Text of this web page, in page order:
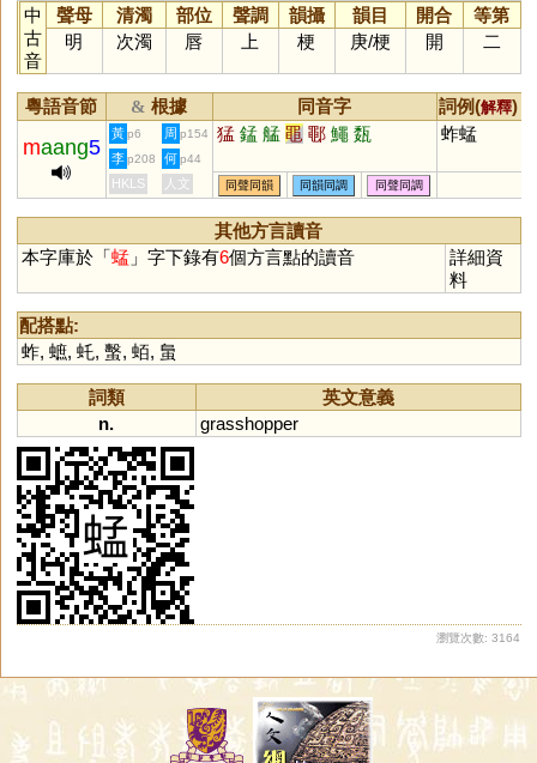
中
古
音
聲母 清濁 部位 聲調 韻攝 韻目 開合
等第
明
次濁 唇 上 梗 庚/梗 開 二
粵語音節 & 根據 同音字 詞例(解釋) /
maang5
黃 p6 周 p154 猛 錳 艋 黽 鄳 鱦 瓾 蚱蜢
李 p208 何 p44
HKLS 人文 同聲同韻 同韻同調 同聲同調
其他方言讀音
本字庫於「蜢」字下錄有6個方言點的讀音
詳細資
料
配搭點:
蚱, 蟅, 虴, 蟿, 蛨, 蛗
詞類
英文意義
n.
grasshopper
瀏覽次數: 3164